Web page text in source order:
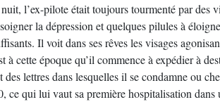
l’ex-pilote était toujours tourmenté par des
la dépression et quelques pilules à
Il voit dans ses rêves les visages
à cette époque qu’il commence à expédier à
lettres dans lesquelles il se condamne ou
ce qui lui vaut sa première hospitalisation